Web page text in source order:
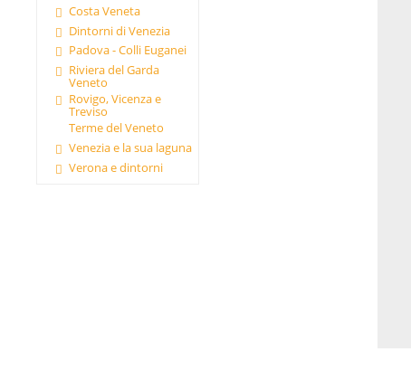
Costa Veneta
Dintorni di Venezia
Padova - Colli Euganei
Riviera del Garda
Veneto
Rovigo, Vicenza e
Treviso
Terme del Veneto
Venezia e la sua laguna
Verona e dintorni